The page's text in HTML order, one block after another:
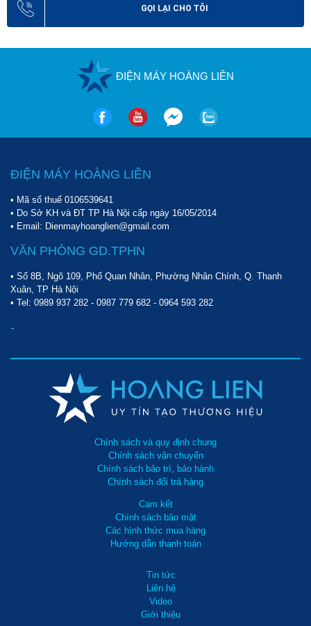
Về thiết kế
gian vệ sinh rộng lớn:
- Kumisai KMS 400 trang bị hệ thống bánh xe di chuyển linh hoạt
và tay đẩy/kéo chắc chắn. Mặc dù máy có trọng lượng lên đến
148kg nhưng người dùng vẫn có thể sử dụng và di chuyển máy dễ
Bộ phận bánh xe và tay đẩy/kéo của máy
- Thùng chứa bụi được làm từ inox cao cấp với dung tích 100L,
chứa được lượng lớn bụi bẩn. Bạn có thể sử dụng máy trong thời
GỌI LẠI CHO TÔI
ĐIỆN MÁY HOÀNG LIÊN
ĐIỆN MÁY HOÀNG LIÊN
• Mã số thuế 0106539641
• Do Sở KH và ĐT TP Hà Nội cấp ngày 16/05/2014
• Email: Dienmayhoanglien@gmail.com
VĂN PHÒNG GD.TPHN
• Số 8B, Ngõ 109, Phố Quan Nhân, Phường Nhân Chính, Q. Thanh
Xuân, TP Hà Nội
• Tel: 0989 937 282 - 0987 779 682 - 0964 593 282
-
Chính sách và quy định chung
Chính sách vận chuyển
Chính sách bảo trì, bảo hành
Chính sách đổi trả hàng
Cam kết
Chính sách bảo mật
Các hình thức mua hàng
Hướng dẫn thanh toán
Tin tức
Liên hệ
Video
Giới thiệu